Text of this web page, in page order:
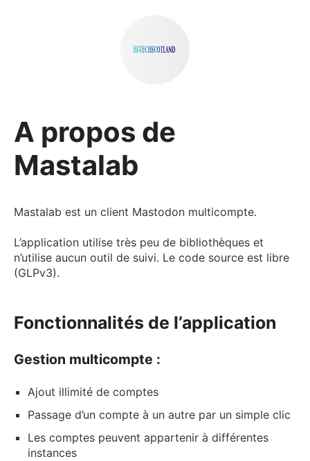
A propos de
Mastalab
Mastalab est un client Mastodon multicompte.
L’application utilise très peu de bibliothèques et
n’utilise aucun outil de suivi. Le code source est libre
(GLPv3).
Fonctionnalités de l’application
Gestion multicompte :
Ajout illimité de comptes
Passage d’un compte à un autre par un simple clic
Les comptes peuvent appartenir à différentes
instances